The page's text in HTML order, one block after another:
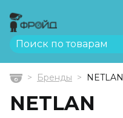
ГлавнаяБренды NETLAN
NETLAN